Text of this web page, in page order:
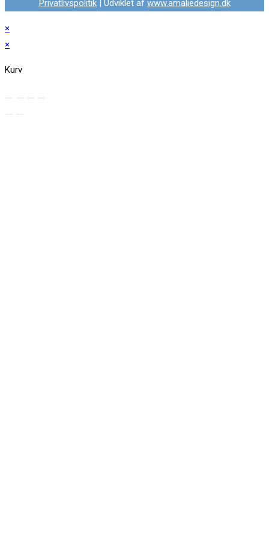
Privatlivspolitik| Udviklet af www.amaliedesign.dk
×
×
Kurv